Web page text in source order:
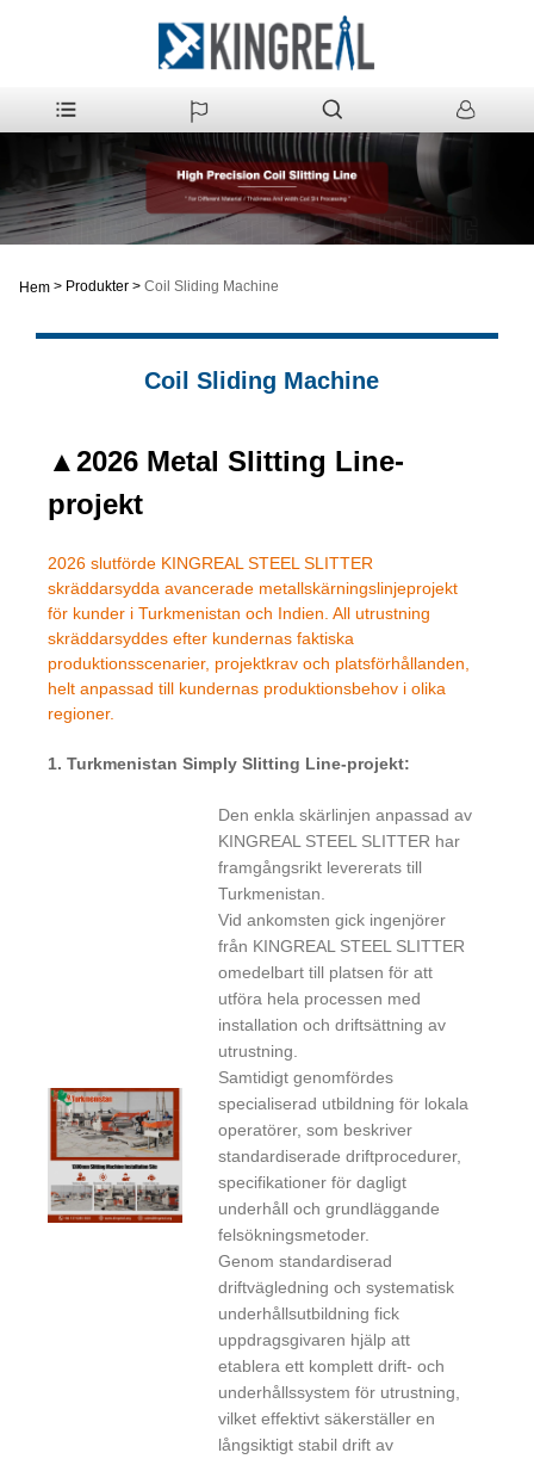
Hem > Produkter > Coil Sliding Machine
Coil Sliding Machine
▲2026 Metal Slitting Line-
projekt
2026 slutförde KINGREAL STEEL SLITTER
skräddarsydda avancerade metallskärningslinjeprojekt
för kunder i Turkmenistan och Indien. All utrustning
skräddarsyddes efter kundernas faktiska
produktionsscenarier, projektkrav och platsförhållanden,
helt anpassad till kundernas produktionsbehov i olika
regioner.
1. Turkmenistan Simply Slitting Line-projekt:
Den enkla skärlinjen anpassad av
KINGREAL STEEL SLITTER har
framgångsrikt levererats till
Turkmenistan.
Vid ankomsten gick ingenjörer
från KINGREAL STEEL SLITTER
omedelbart till platsen för att
utföra hela processen med
installation och driftsättning av
utrustning.
Samtidigt genomfördes
specialiserad utbildning för lokala
operatörer, som beskriver
standardiserade driftprocedurer,
specifikationer för dagligt
underhåll och grundläggande
felsökningsmetoder.
Genom standardiserad
driftvägledning och systematisk
underhållsutbildning fick
uppdragsgivaren hjälp att
etablera ett komplett drift- och
underhållssystem för utrustning,
vilket effektivt säkerställer en
långsiktigt stabil drift av